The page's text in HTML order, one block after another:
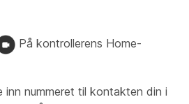
På kontrollerens Home-
inn nummeret til kontakten din i